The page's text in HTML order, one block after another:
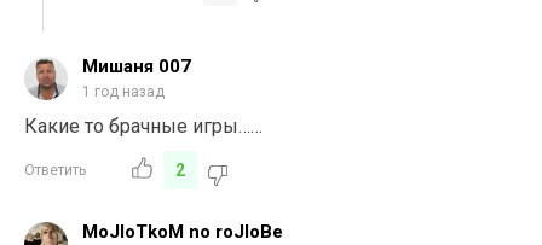
Мишаня 007
1 год назад
Какие то брачные игры……
Ответить 2
MoJloTkoM no roJloBe